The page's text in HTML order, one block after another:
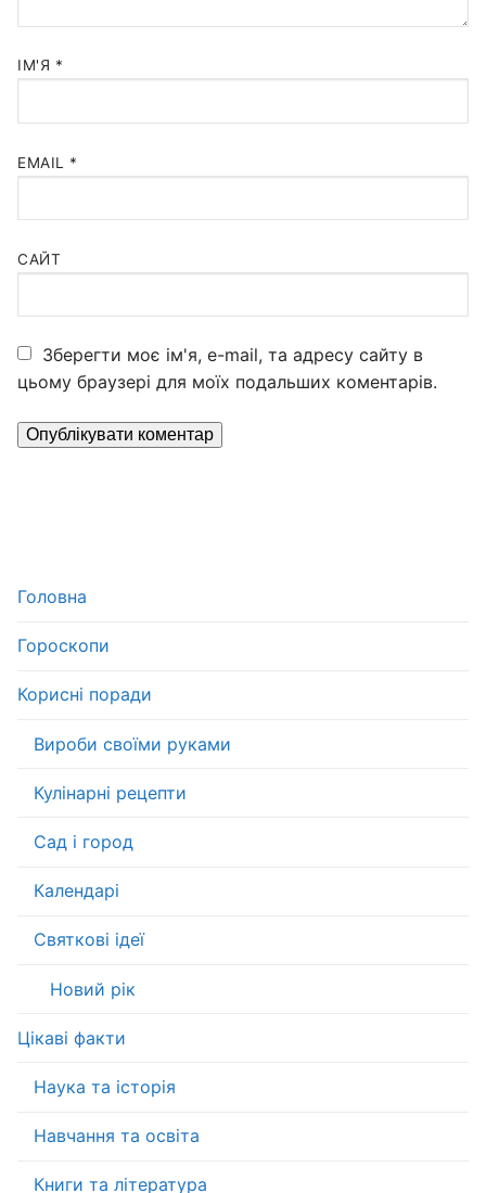
ІМ'Я *
EMAIL *
САЙТ
Зберегти моє ім'я, e-mail, та адресу сайту в
цьому браузері для моїх подальших коментарів.
Головна
Гороскопи
Корисні поради
Вироби своїми руками
Кулінарні рецепти
Сад і город
Календарі
Святкові ідеї
Новий рік
Цікаві факти
Наука та історія
Навчання та освіта
Книги та література